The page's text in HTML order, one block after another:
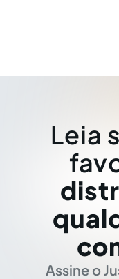
Leia
Assine o